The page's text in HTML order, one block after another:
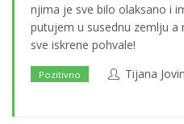
njima je sve bilo olaksano i
putujem u susednu zemlju a
sve iskrene pohvale!
Pozitivno Tijana Jovin